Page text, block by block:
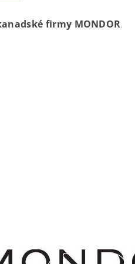
firmy MONDOR.